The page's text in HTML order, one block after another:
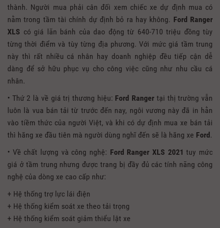
thành. Người mua phải cân đối xem chiếc xe dự định mua có
nằm trong tầm tài chính dự định bỏ ra hay không. Ford Ranger
XLS có giá lăn bánh của dao động từ 640-710 triệu đồng tùy
từng thời điểm và tùy từng địa phương. Với mức giá tầm trung
này thì rất nhiều cá nhân hay doanh nghiệp đều tiếp cận dễ
dàng để sở hữu phục vụ cho công việc cũng như nhu cầu cá
nhân.
• Thứ 2 là về giá trị thương hiệu: Ford Ranger tại thị trường vẫn
luôn là vua bán tải từ trước đến nay, ngôi vương này đã in hằn
vào tiềm thức của người Việt, và khi có dự định mua xe bán tải
thì hãng xe đầu tiên mà người dùng nghĩ đến sẽ là hãng xe Ford.
• Về chất lượng và công nghệ: Ford Ranger XLS 2021 tuy mức
giá ở tầm trung nhưng được trang bị đầy đủ các tính năng công
nghệ của dòng xe cao cấp như:
+ Hệ thống trợ lực lái điện
+ Hệ thống kiểm soát xe theo tải trọng
+ Hệ thống kiểm soát giảm thiểu lật xe